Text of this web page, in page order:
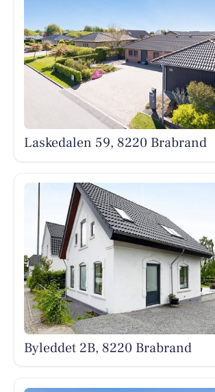
Laskedalen 59, 8220 Brabrand
Byleddet 2B, 8220 Brabrand